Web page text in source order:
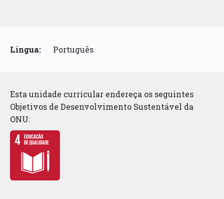
Língua: Português
Esta unidade curricular endereça os seguintes
Objetivos de Desenvolvimento Sustentável da
ONU: